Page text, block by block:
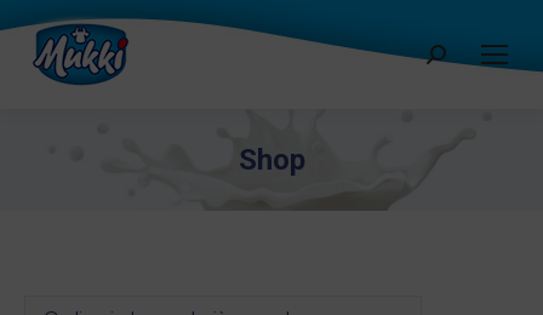
Cerca:
Shop